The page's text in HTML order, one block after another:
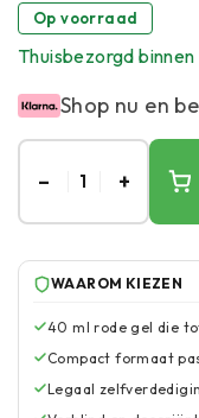
Op voorraad
Thuisbezorgd
Shop nu en
– 1 +
WAAROM KIEZEN
40 ml rode gel die
Compact formaat
Legaal